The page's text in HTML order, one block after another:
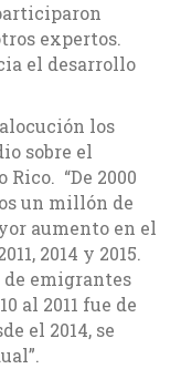
expertos.
el desarrollo
los
sobre el
“De 2000
un millón de
aumento en el
2014 y 2015.
de emigrantes
al 2011 fue de
el 2014, se